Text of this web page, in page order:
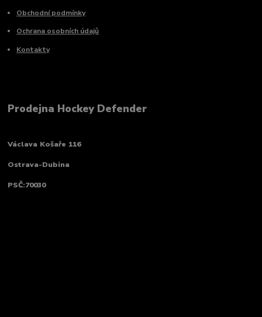
Obchodní podmínky
Ochrana osobních údajů
Kontakty
Prodejna Hockey Defender
Václava Košaře 116
Ostrava-Dubina
PSČ:70030